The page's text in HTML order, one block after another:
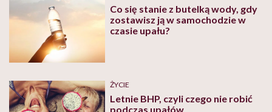
Co się stanie z butelką wody, gdy
zostawisz ją w samochodzie w
czasie upału?
ŻYCIE
Letnie BHP, czyli czego nie robić
podczas upałów